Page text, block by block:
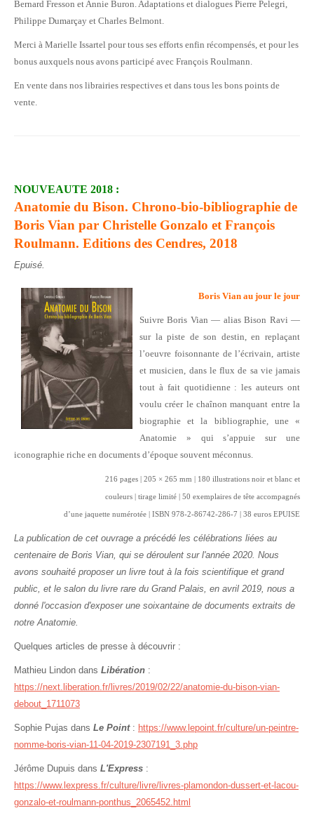
Bernard Fresson et Annie Buron. Adaptations et dialogues Pierre Pelegri,
Philippe Dumarçay et Charles Belmont.
Merci à Marielle Issartel pour tous ses efforts enfin récompensés, et pour les
bonus auxquels nous avons participé avec François Roulmann.
En vente dans nos librairies respectives et dans tous les bons points de
vente.
NOUVEAUTE 2018 :
Anatomie du Bison. Chrono-bio-bibliographie de
Boris Vian par Christelle Gonzalo et François
Roulmann. Editions des Cendres, 2018
Epuisé.
Boris Vian au jour le jour
Suivre Boris Vian — alias Bison Ravi —
sur la piste de son destin, en replaçant
l’oeuvre foisonnante de l’écrivain, artiste
et musicien, dans le flux de sa vie jamais
tout à fait quotidienne : les auteurs ont
voulu créer le chaînon manquant entre la
biographieet la bibliographie, une «
Anatomie » quis’appuie sur une
iconographie riche en documents d’époque souvent méconnus.
216 pages | 205 × 265 mm | 180 illustrations noir et blanc et
couleurs | tirage limité | 50 exemplaires de tête accompagnés
d’une jaquette numérotée | ISBN 978-2-86742-286-7 | 38 euros EPUISE
La publication de cet ouvrage a précédé les célébrations liées au
centenaire de Boris Vian, qui se déroulent sur l'année 2020. Nous
avons souhaité proposer un livre tout à la fois scientifique et grand
public, et le salon du livre rare du Grand Palais, en avril 2019, nous a
donné l'occasion d'exposer une soixantaine de documents extraits de
notre Anatomie.
Quelques articles de presse à découvrir :
Mathieu Lindon dans Libération :
https://next.liberation.fr/livres/2019/02/22/anatomie-du-bison-vian-
debout_1711073
Sophie Pujas dans Le Point: https://www.lepoint.fr/culture/un-peintre-
nomme-boris-vian-11-04-2019-2307191_3.php
Jérôme Dupuis dans L'Express :
https://www.lexpress.fr/culture/livre/livres-plamondon-dussert-et-lacou-
gonzalo-et-roulmann-ponthus_2065452.html